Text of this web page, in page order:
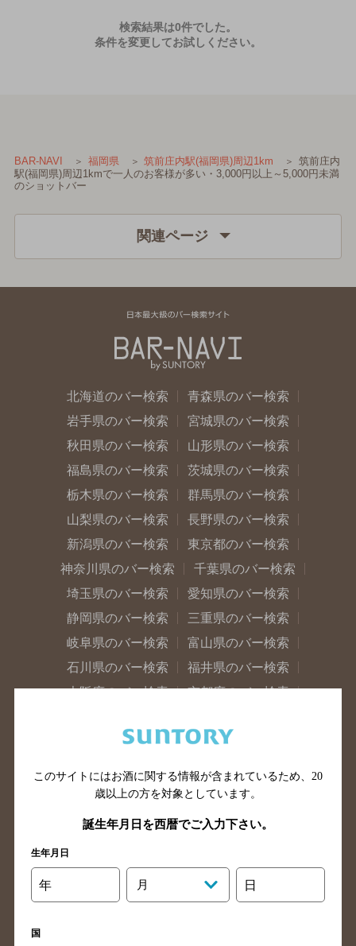
検索結果は0件でした。
条件を変更してお試しください。
BAR-NAVI 福岡県 筑前庄内駅(福岡県)周辺1km
筑前庄内
駅(福岡県)周辺1kmで一人のお客様が多い・3,000円以上～5,000円未満
のショットバー
関連ページ
北海道のバー検索
青森県のバー検索
岩手県のバー検索
宮城県のバー検索
秋田県のバー検索
山形県のバー検索
福島県のバー検索
茨城県のバー検索
栃木県のバー検索
群馬県のバー検索
山梨県のバー検索
長野県のバー検索
新潟県のバー検索
東京都のバー検索
神奈川県のバー検索
千葉県のバー検索
埼玉県のバー検索
愛知県のバー検索
静岡県のバー検索
三重県のバー検索
岐阜県のバー検索
富山県のバー検索
石川県のバー検索
福井県のバー検索
大阪府のバー検索
京都府のバー検索
滋賀県のバー検索
和歌山県のバー検索
山口県のバー検索
鳥取県のバー検索
島根県のバー検索
徳島県のバー検索
高知県のバー検索
福岡県のバー検索
長崎県のバー検索
佐賀県のバー検索
このサイトにはお酒に関する情報が含まれているため、 20
歳以上の方を対象としています。
誕生年月日を西暦でご入力下さい。
生年月日
年 月 日
国